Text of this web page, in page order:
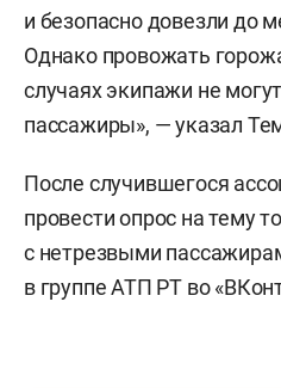
и безопасно довезли до
Однако провожать
случаях экипажи не
пассажиры», — указал
После случившегося
провести опрос на тему
с нетрезвыми
в группе АТП РТ во